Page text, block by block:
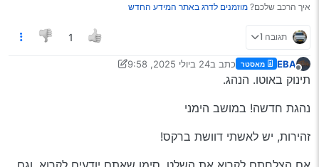
איך הרכב שלכם? מוזמנים לדרג באתר המידע החדש
תגובה 1 1
מנותק
EBA מאסטר כתב ב24 ביולי 2025, 9:58
נערך לאחרונה על ידי EBA
תינוק באוטו. הנהג.
נהגת חדשה! במושב הימני
זהירות, יש לאשתי דוושת ברקס!